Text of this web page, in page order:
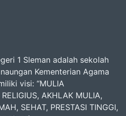
1 Sleman adalah sekolah
Kementerian Agama
visi: “MULIA
AKHLAK MULIA,
SEHAT, PRESTASI TINGGI,